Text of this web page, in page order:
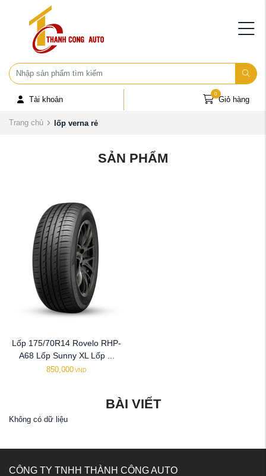
Tài khoản Giỏ hàng
0
Trang chủ lốp verna rẻ
SẢN PHẨM
Lốp 175/70R14 Rovelo RHP-
A68 Lốp Sunny XL Lốp ...
850,000 VND
BÀI VIẾT
Không có dữ liệu
CÔNG TY TNHH THÀNH CÔNG AUTO